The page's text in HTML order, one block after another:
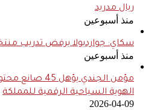
ريال مدريد
منذ أسبوعين
سكاي: جوارديولا يرفض تدريب
منذ أسبوعين
مؤمن الجندي
الهوية السياحية الرقمية للمملكة
2026-04-09